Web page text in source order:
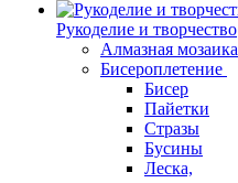
Рукоделие и творчество
Алмазная мозаика
Бисероплетение
Бисер
Пайетки
Стразы
Бусины
Леска,